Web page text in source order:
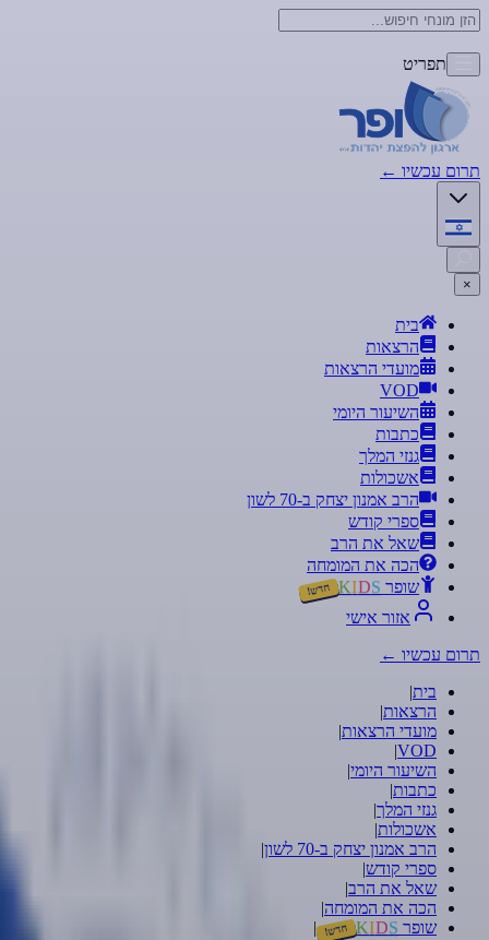
תפריט
תרום עכשיו ←
×
בית
הרצאות
מועדי הרצאות
VOD
השיעור היומי
כתבות
גנזי המלך
אשכולות
הרב אמנון יצחק ב-70 לשון
ספרי קודש
שאל את הרב
הכה את המומחה
שופר
KIDS חדש!
אזור אישי
תרום עכשיו ←
בית|
הרצאות|
מועדי הרצאות|
VOD
|
השיעור היומי|
כתבות|
גנזי המלך|
אשכולות|
הרב אמנון יצחק ב-70 לשון
|
ספרי קודש|
שאל את הרב|
הכה את המומחה|
שופר
KIDS חדש! |